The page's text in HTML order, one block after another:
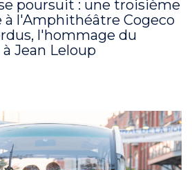
poursuit : une troisième
l'Amphithéâtre Cogeco
l'hommage du
Jean Leloup